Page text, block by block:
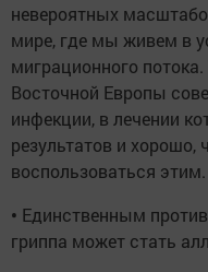
невероятных
мире, где мы живем в
миграционного
Восточной Европы
инфекции, в лечении
результатов и хорошо,
воспользоваться этим.
• Единственным
гриппа может стать